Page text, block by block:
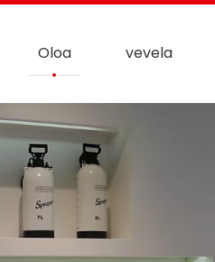
Oloa vevela